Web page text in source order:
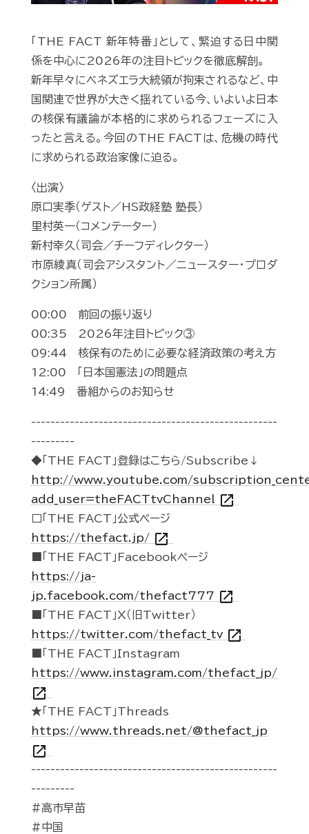
「THE FACT 新年特番」として、緊迫する日中関
係を中心に2026年の注目トピックを徹底解剖。
新年早々にベネズエラ大統領が拘束されるなど、中
国関連で世界が大きく揺れている今、いよいよ日本
の核保有議論が本格的に求められるフェーズに入
ったと言える。今回のTHE FACTは、危機の時代
に求められる政治家像に迫る。
〈出演〉
原口実季（ゲスト／HS政経塾 塾長）
里村英一（コメンテーター）
新村幸久（司会／チーフディレクター）
市原綾真（司会アシスタント／ニュースター・プロダ
クション所属）
00:00 前回の振り返り
00:35 2026年注目トピック③
09:44 核保有のために必要な経済政策の考え方
12:00 「日本国憲法」の問題点
14:49 番組からのお知らせ
---------------------------------------------------
---------
◆「THE FACT」登録はこちら/Subscribe↓
http://www.youtube.com/
add_user=theFACTtvChannel open_in_new
□「THE FACT」公式ページ
https://thefact.jp/ open_in_new
■「THE FACT」Facebookページ
https://ja-
jp.facebook.com/thefact777 open_in_new
■「THE FACT」X（旧Twitter）
https://twitter.com/thefact_tv open_in_new
■「THE FACT」Instagram
https://www.instagram.com/thefact_jp/
open_in_new
★「THE FACT」Threads
https://www.threads.net/@thefact_jp
open_in_new
---------------------------------------------------
---------
#高市早苗
#中国